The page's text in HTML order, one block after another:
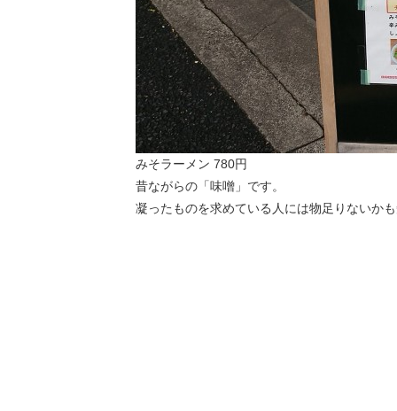
みそラーメン 780円
昔ながらの「味噌」です。
凝ったものを求めている人には物足りないか